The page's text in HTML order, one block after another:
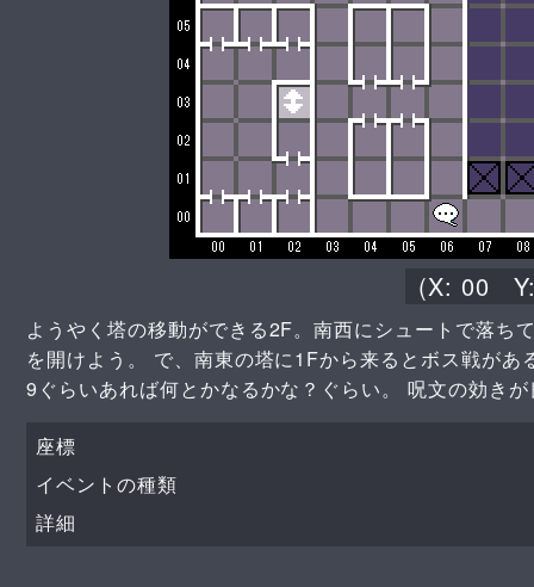
(X: 00
ようやく塔の移動ができる2F。南西にシュートで落ち
を開けよう。 で、南東の塔に1Fから来るとボス戦が
9ぐらいあれば何とかなるかな？ぐらい。 呪文の効き
座標
イベントの種類
詳細